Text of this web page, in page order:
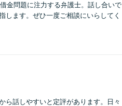
金問題に注力する弁護士。話し合いで
します。ぜひ一度ご相談にいらしてく
ら話しやすいと定評があります。日々